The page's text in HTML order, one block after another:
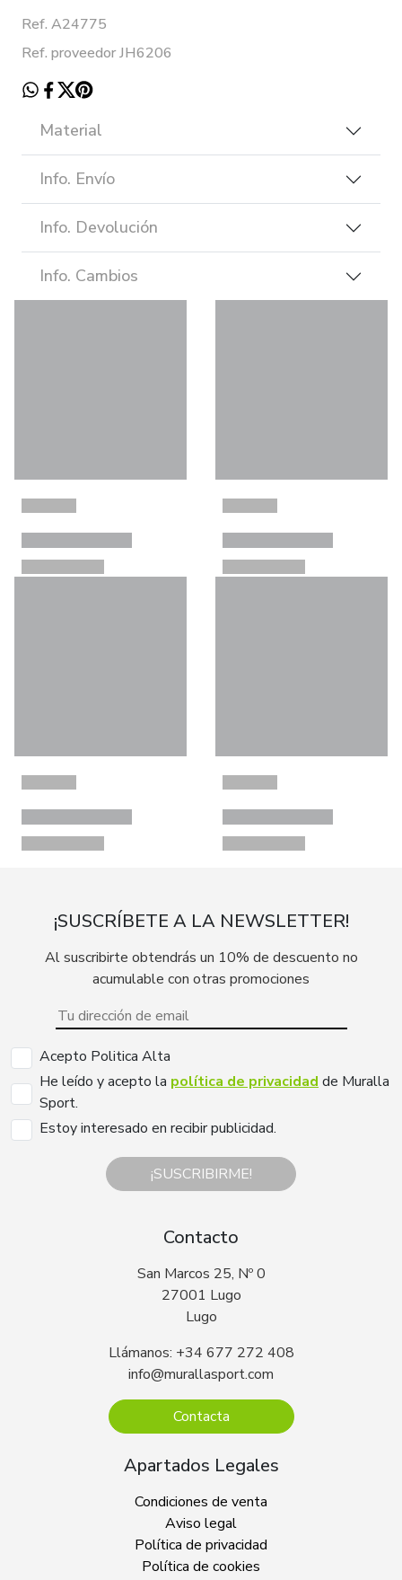
Ref. A24775
Ref. proveedor JH6206
Material
Info. Envío
Info. Devolución
Info. Cambios
¡SUSCRÍBETE A LA NEWSLETTER!
Al suscribirte obtendrás un 10% de descuento no
acumulable con otras promociones
Acepto Politica Alta
He leído y acepto la política de privacidad de Muralla
Sport.
Estoy interesado en recibir publicidad.
¡SUSCRIBIRME!
Contacto
San Marcos 25, Nº 0
27001 Lugo
Lugo
Llámanos: +34 677 272 408
info@murallasport.com
Contacta
Apartados Legales
Condiciones de venta
Aviso legal
Política de privacidad
Política de cookies